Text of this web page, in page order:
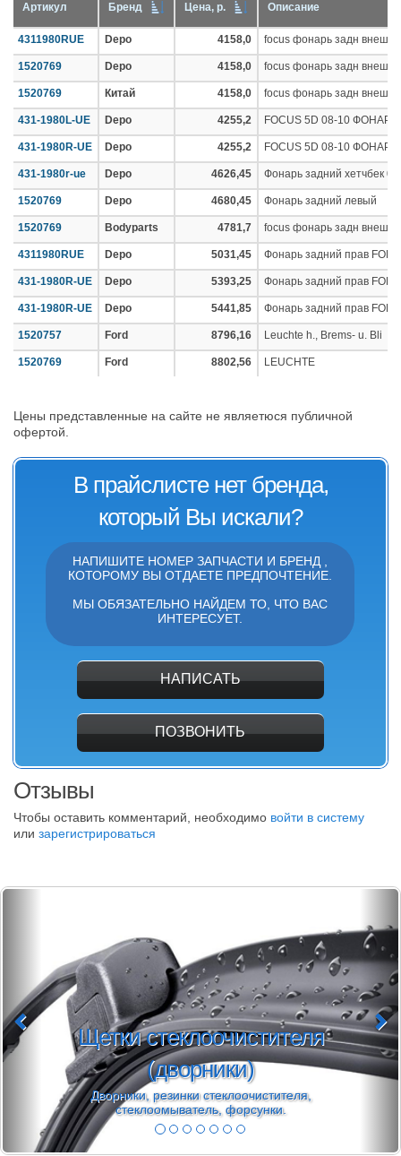
Артикул Бренд Цена, р. Описание
4311980RUE Depo 4158,0 focus фонарь задн внешн
1520769 Depo 4158,0 focus фонарь задн внешн
1520769 Китай 4158,0 focus фонарь задн внешн
431-1980L-UE Depo 4255,2 FOCUS 5D 08-10
431-1980R-UE Depo 4255,2 FOCUS 5D 08-10
431-1980r-ue Depo 4626,45 Фонарь задний хетчбек
1520769 Depo 4680,45 Фонарь задний левый
1520769 Bodyparts 4781,7 focus фонарь задн внешн
4311980RUE Depo 5031,45 Фонарь задний прав
431-1980R-UE Depo 5393,25 Фонарь задний прав
431-1980R-UE Depo 5441,85 Фонарь задний прав
1520757 Ford 8796,16 Leuchte h., Brems- u. Bli
1520769 Ford 8802,56 LEUCHTE
Цены представленные на сайте не являетюся публичной
офертой.
В прайслисте нет бренда,
который Вы искали?
НАПИШИТЕ НОМЕР ЗАПЧАСТИ И БРЕНД ,
КОТОРОМУ ВЫ ОТДАЕТЕ ПРЕДПОЧТЕНИЕ.
МЫ ОБЯЗАТЕЛЬНО НАЙДЕМ ТО, ЧТО ВАС
ИНТЕРЕСУЕТ.
НАПИСАТЬ
ПОЗВОНИТЬ
Отзывы
Чтобы оставить комментарий, необходимо войти в систему
или зарегистрироваться
Щетки стеклоочистителя
(дворники)
Дворники, резинки стеклоочистителя,
стеклоомыватель, форсунки.